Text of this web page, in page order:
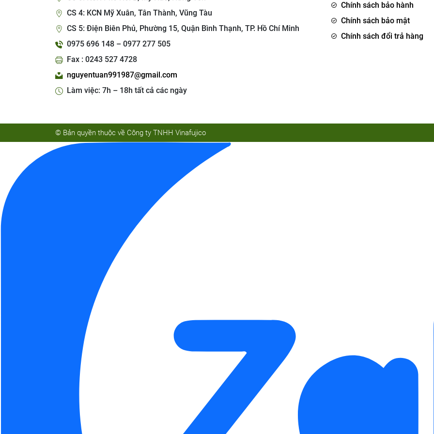
CS 4: KCN Mỹ Xuân, Tân Thành, Vũng Tàu
CS 5: Điện Biên Phủ, Phường 15, Quận Bình Thạnh, TP. Hồ Chí Minh
0975 696 148 – 0977 277 505
Fax : 0243 527 4728
nguyentuan991987@gmail.com
Làm việc: 7h – 18h tất cả các ngày
Chính sách bảo hành
Chính sách bảo mật
Chính sách đổi trả hàng
© Bản quyền thuộc về Công ty TNHH Vinafujico